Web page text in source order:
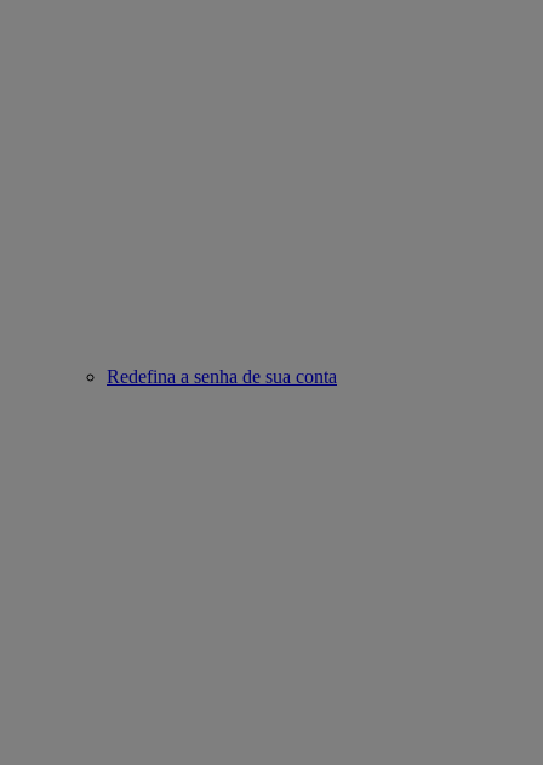
Redefina a senha de sua conta